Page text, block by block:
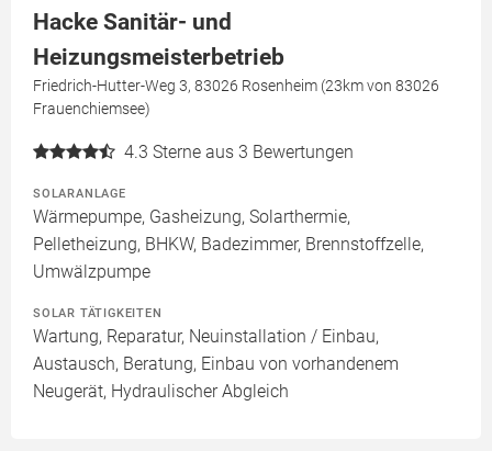
Hacke Sanitär- und
Heizungsmeisterbetrieb
Friedrich-Hutter-Weg 3, 83026 Rosenheim (23km von 83026
Frauenchiemsee)
4.3 Sterne aus 3 Bewertungen
SOLARANLAGE
Wärmepumpe, Gasheizung, Solarthermie,
Pelletheizung, BHKW, Badezimmer, Brennstoffzelle,
Umwälzpumpe
SOLAR TÄTIGKEITEN
Wartung, Reparatur, Neuinstallation / Einbau,
Austausch, Beratung, Einbau von vorhandenem
Neugerät, Hydraulischer Abgleich